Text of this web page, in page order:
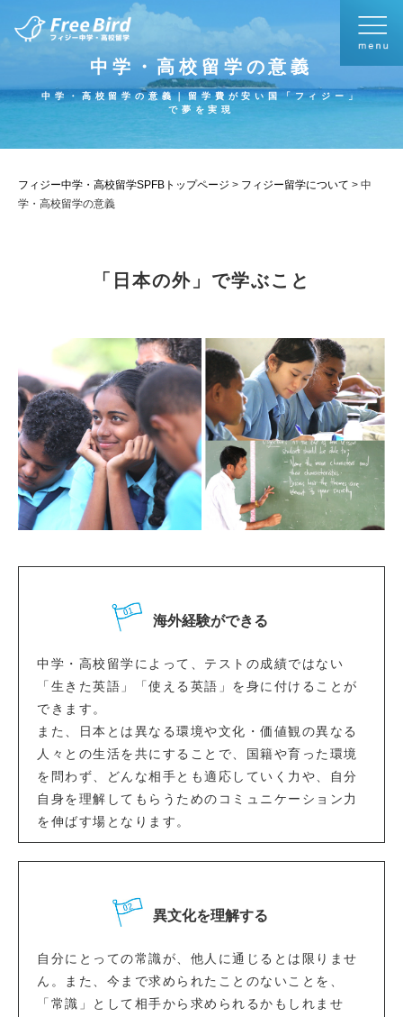
中学・高校留学の意義
中学・高校留学の意義｜留学費が安い国「フィジー」
で夢を実現
フィジー中学・高校留学SPFBトップページ > フィジー留学について > 中
学・高校留学の意義
「日本の外」で学ぶこと
海外経験ができる
中学・高校留学によって、テストの成績ではない
「生きた英語」「使える英語」を身に付けることが
できます。
また、日本とは異なる環境や文化・価値観の異なる
人々との生活を共にすることで、国籍や育った環境
を問わず、どんな相手とも適応していく力や、自分
自身を理解してもらうためのコミュニケーション力
を伸ばす場となります。
異文化を理解する
自分にとっての常識が、他人に通じるとは限りませ
ん。また、今まで求められたことのないことを、
「常識」として相手から求められるかもしれませ